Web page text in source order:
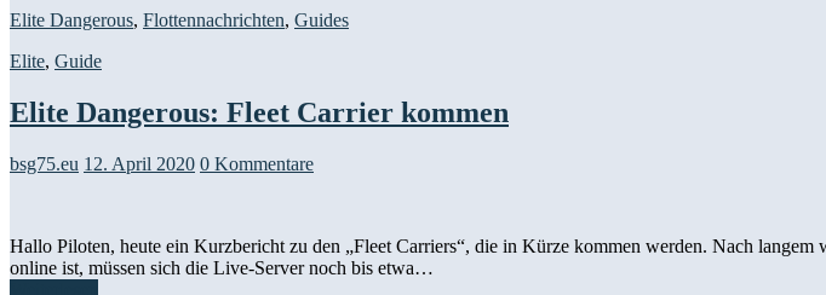
Elite Dangerous, Flottennachrichten, Guides
Elite, Guide
Elite Dangerous: Fleet Carrier kommen
bsg75.eu 12. April 2020 0 Kommentare
Hallo Piloten, heute ein Kurzbericht zu den „Fleet Carriers“, die in Kürze kommen werden. Nach
online ist, müssen sich die Live-Server noch bis etwa…